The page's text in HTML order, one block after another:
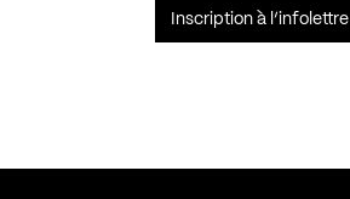
Inscription à l’infolettre